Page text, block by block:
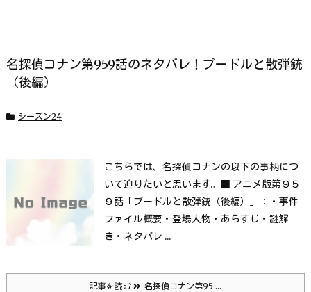
名探偵コナン第959話のネタバレ！プードルと散弾銃
（後編）
シーズン24
こちらでは、名探偵コナンの以下の事柄につ
いて迫りたいと思います。 ■ アニメ版第９５
９話「プードルと散弾銃（後編）」：
・事件
ファイル概要 ・登場人物 ・あらすじ ・謎解
き ・ネタバレ ...
記事を読む 名探偵コナン第95 ...